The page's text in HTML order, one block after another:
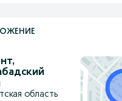
,
область